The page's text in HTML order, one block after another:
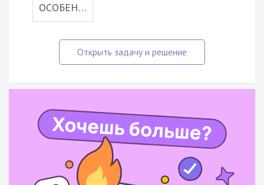
ОСОБЕН…